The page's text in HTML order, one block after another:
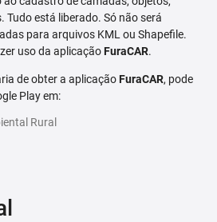
Tudo está liberado. Só não será
para arquivos KML ou Shapefile.
uso da aplicaçãoFuraCAR.
de obter a aplicaçãoFuraCAR, pode
Play em:
Rural